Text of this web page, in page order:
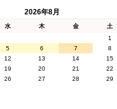
2026年8月
水 木 金 土
1
5 6 7 8
12 13 14 15
19 20 21 22
26 27 28 29